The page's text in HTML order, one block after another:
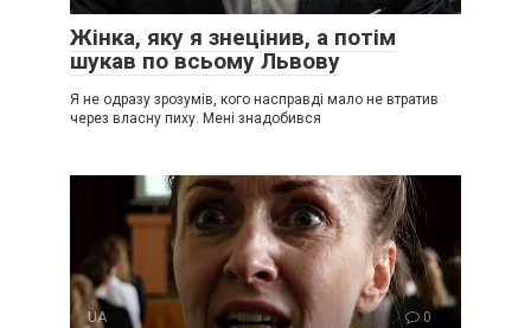
Жінка, яку я знецінив, а потім
шукав по всьому Львову
Я не одразу зрозумів, кого насправді мало не втратив
через власну пиху. Мені знадобився
UA 0